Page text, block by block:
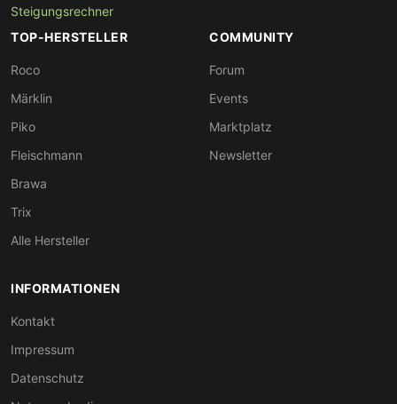
Steigungsrechner
TOP-HERSTELLER
Roco
Märklin
Piko
Fleischmann
Brawa
Trix
Alle Hersteller
COMMUNITY
Forum
Events
Marktplatz
Newsletter
INFORMATIONEN
Kontakt
Impressum
Datenschutz